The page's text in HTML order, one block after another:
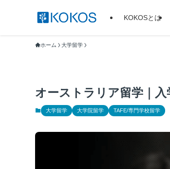
KOKOSとは
ホーム 大学留学
オーストラリア留学｜
大学留学 大学院留学 TAFE/専門学校留学